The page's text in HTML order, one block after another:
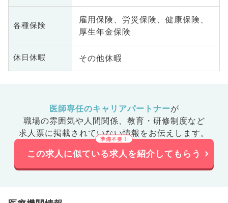
各種保険
雇用保険、労災保険、健康保険、
厚生年金保険
休日休暇 その他休暇
医師専任のキャリアパートナーが
職場の雰囲気や人間関係、 教育・研修制度など
求人票に掲載されていない情報をお伝えします。
この求人に似ている求人を紹介してもらう